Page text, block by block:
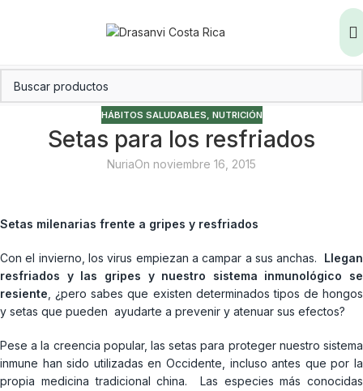
HÁBITOS SALUDABLES, NUTRICIÓN
Setas para los resfriados
NuriaOn noviembre 16, 2015
Setas milenarias frente a gripes y resfriados
Con el invierno, los virus empiezan a campar a sus anchas. Llegan
resfriados y las gripes y nuestro sistema inmunológico se
resiente , ¿pero sabes que existen determinados tipos de hongos
y setas que pueden ayudarte a prevenir y atenuar sus efectos?
Pese a la creencia popular, las setas para proteger nuestro sistema
inmune han sido utilizadas en Occidente, incluso antes que por la
propia medicina tradicional china. Las especies más conocidas